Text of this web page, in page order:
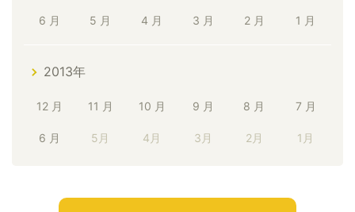
6 月 5 月 4 月 3 月 2 月 1 月
2013年
12 月 11 月 10 月 9 月 8 月 7 月
6 月 5月 4月 3月 2月 1月